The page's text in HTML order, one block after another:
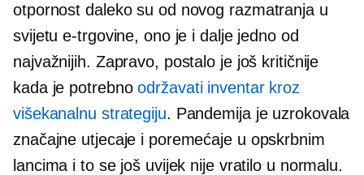
otpornost daleko su od novog razmatranja u
svijetu e-trgovine, ono je i dalje jedno od
najvažnijih. Zapravo, postalo je još kritičnije
kada je potrebnoodržavati inventar kroz
višekanalnu strategiju. Pandemija je uzrokovala
značajne utjecaje i poremećaje u opskrbnim
lancima i to se još uvijek nije vratilo u normalu.